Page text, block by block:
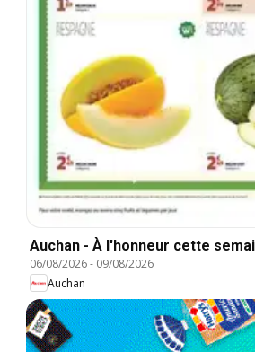
Auchan - À l'honneur cette
06/08/2026- 09/08/2026
Auchan